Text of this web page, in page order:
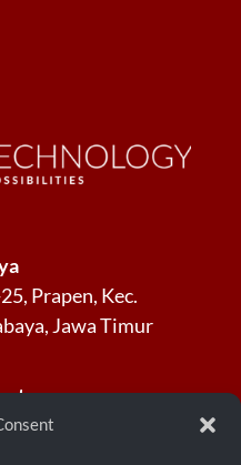
Prapen, Kec.
Jawa Timur
Dusun Jl.